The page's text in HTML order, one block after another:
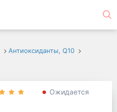
Антиоксиданты, Q10
Ожидается